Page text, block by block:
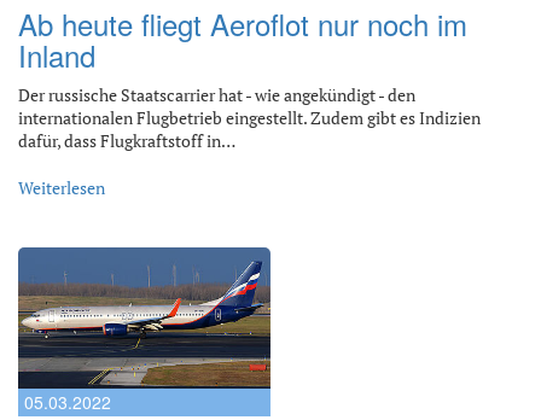
Ab heute fliegt Aeroflot nur noch im
Inland
Der russische Staatscarrier hat - wie angekündigt - den
internationalen Flugbetrieb eingestellt. Zudem gibt es Indizien
dafür, dass Flugkraftstoff in…
Weiterlesen
05.03.2022